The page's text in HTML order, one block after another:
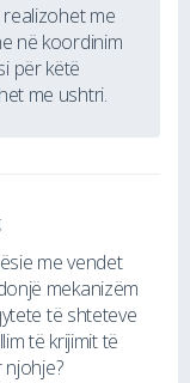
me
në koordinim
për këtë
me ushtri.
me vendet
mekanizëm
të shteteve
të krijimit të
njohje?